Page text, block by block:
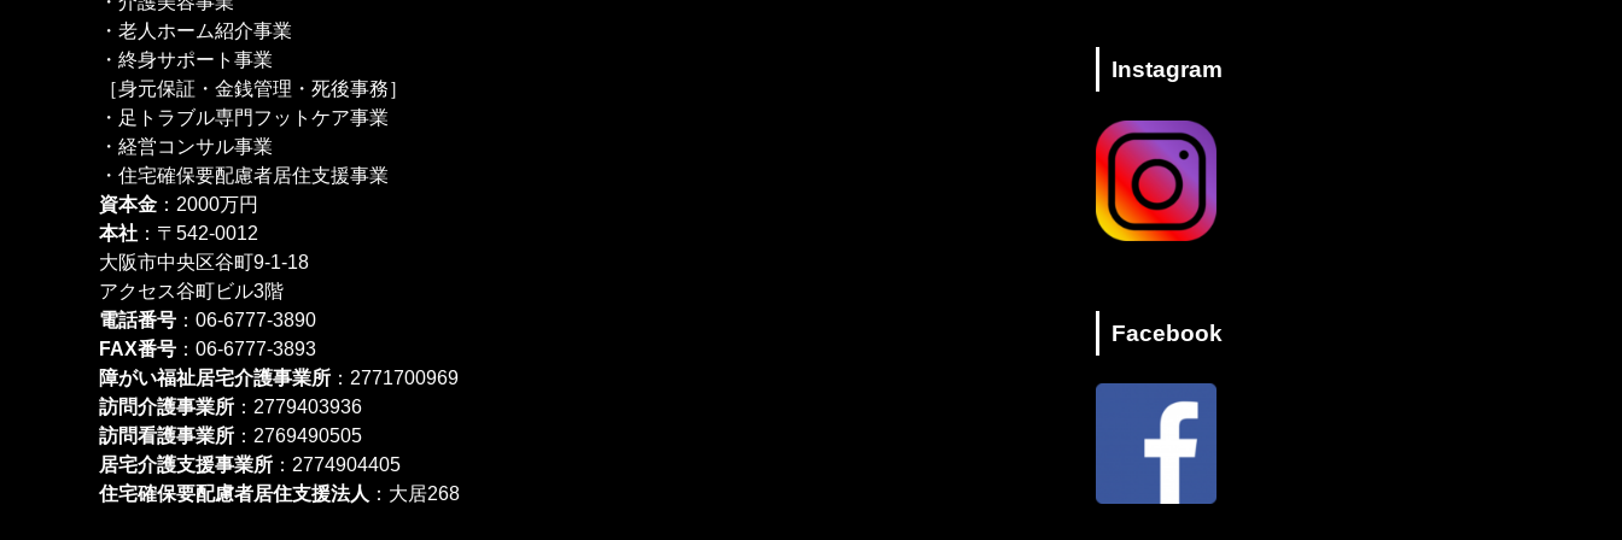
・老人ホーム紹介事業
・終身サポート事業
［身元保証・金銭管理・死後事務］
・足トラブル専門フットケア事業
・経営コンサル事業
・住宅確保要配慮者居住支援事業
資本金 ：2000万円
本社 ：〒542-0012
大阪市中央区谷町9-1-18
アクセス谷町ビル3階
電話番号 ：06-6777-3890
FAX番号 ：06-6777-3893
障がい福祉居宅介護事業所 ：2771700969
訪問介護事業所 ：2779403936
訪問看護事業所 ：2769490505
居宅介護支援事業所 ：2774904405
住宅確保要配慮者居住支援法人 ：大居268
Instagram
Facebook